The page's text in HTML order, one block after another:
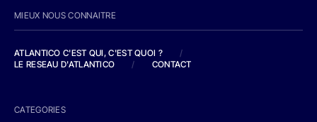
MIEUX NOUS CONNAITRE
ATLANTICO C'EST QUI, C'EST QUOI ?
/
LE RESEAU D'ATLANTICO
/ CONTACT
CATEGORIES